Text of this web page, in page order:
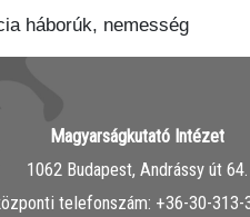
háborúk, nemesség
Magyarságkutató Intézet
1062 Budapest, Andrássy út 64.
telefonszám: ‭+36-30-313-